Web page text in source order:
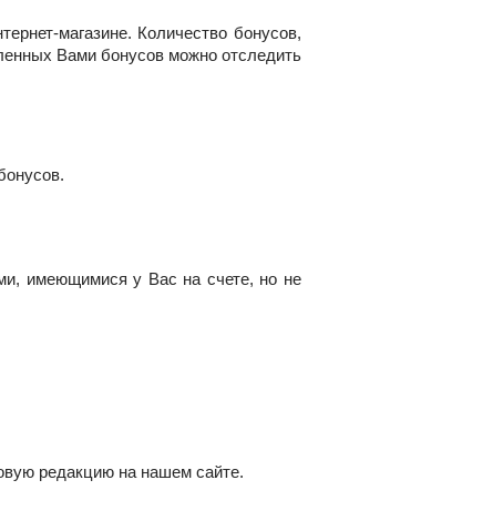
магазине. Количество бонусов,
Вами бонусов можно отследить
имеющимися у Вас на счете, но не
редакцию на нашем сайте.